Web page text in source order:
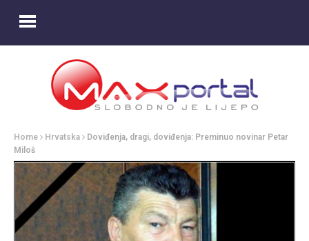
Home Hrvatska
Doviđenja, dragi, doviđenja: Preminuo novinar Petar
Miloš